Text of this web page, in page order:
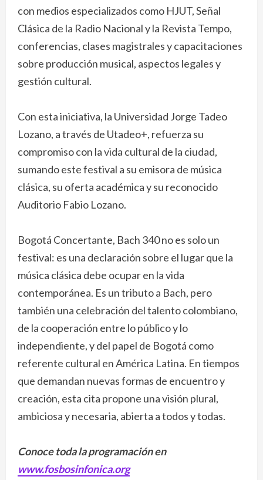
con medios especializados como HJUT, Señal
Clásica de la Radio Nacional y la Revista Tempo,
conferencias, clases magistrales y capacitaciones
sobre producción musical, aspectos legales y
gestión cultural.
Con esta iniciativa, la Universidad Jorge Tadeo
Lozano, a través de Utadeo+, refuerza su
compromiso con la vida cultural de la ciudad,
sumando este festival a su emisora de música
clásica, su oferta académica y su reconocido
Auditorio Fabio Lozano.
Bogotá Concertante, Bach 340 no es solo un
festival: es una declaración sobre el lugar que la
música clásica debe ocupar en la vida
contemporánea. Es un tributo a Bach, pero
también una celebración del talento colombiano,
de la cooperación entre lo público y lo
independiente, y del papel de Bogotá como
referente cultural en América Latina. En tiempos
que demandan nuevas formas de encuentro y
creación, esta cita propone una visión plural,
ambiciosa y necesaria, abierta a todos y todas.
Conoce toda la programación en
www.fosbosinfonica.org